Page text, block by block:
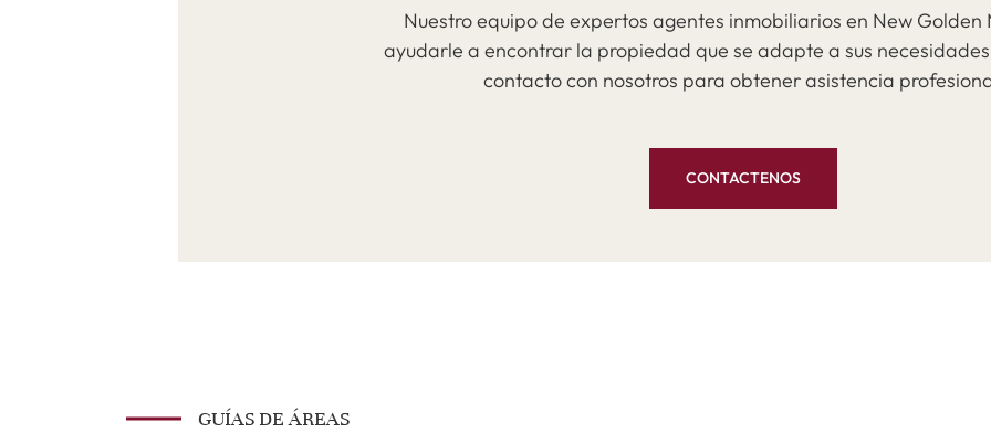
Nuestro equipo de expertos agentes inmobiliarios en New Golden
ayudarle a encontrar la propiedad que se adapte a sus
contacto con nosotros para obtener asistencia
CONTACTENOS
GUÍAS DE ÁREAS